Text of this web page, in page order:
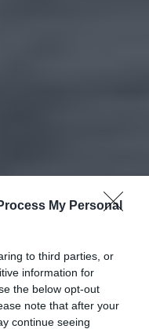
My Personal
to third parties, or
information for
the below opt-out
note that after your
continue seeing